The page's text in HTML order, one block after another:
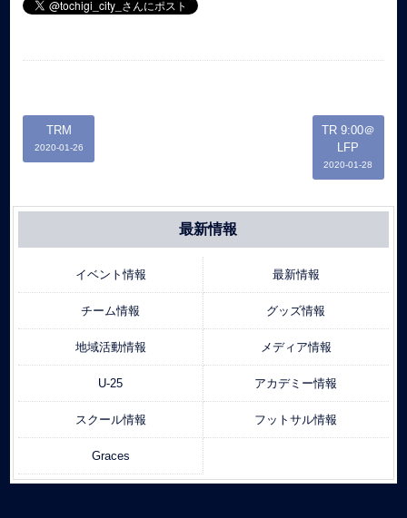
TRM
2020-01-26
TR 9:00＠
LFP
2020-01-28
最新情報
イベント情報 最新情報
チーム情報 グッズ情報
地域活動情報 メディア情報
U-25 アカデミー情報
スクール情報 フットサル情報
Graces